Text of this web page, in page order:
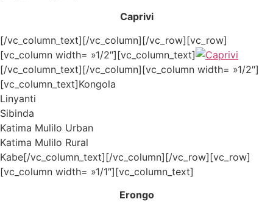
Caprivi
[/vc_column_text][/vc_column][/vc_row][vc_row]
[vc_column width= »1/2″][vc_column_text]
[/vc_column_text][/vc_column][vc_column width= »1/2″]
[vc_column_text]Kongola
Linyanti
Sibinda
Katima Mulilo Urban
Katima Mulilo Rural
Kabe[/vc_column_text][/vc_column][/vc_row][vc_row]
[vc_column width= »1/1″][vc_column_text]
Erongo